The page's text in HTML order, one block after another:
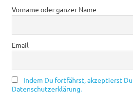
Vorname oder ganzer Name
Email
Indem Du fortfährst, akzeptierst
Datenschutzerklärung.